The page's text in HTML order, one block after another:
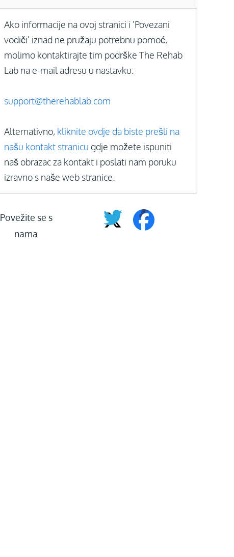
Ako informacije na ovoj stranici i 'Povezani
vodiči' iznad ne pružaju potrebnu pomoć,
molimo kontaktirajte tim podrške The Rehab
Lab na e-mail adresu u nastavku:
support@therehablab.com
Alternativno, kliknite ovdje da biste prešli na
našu kontakt stranicu gdje možete ispuniti
naš obrazac za kontakt i poslati nam poruku
izravno s naše web stranice.
Povežite se s
nama